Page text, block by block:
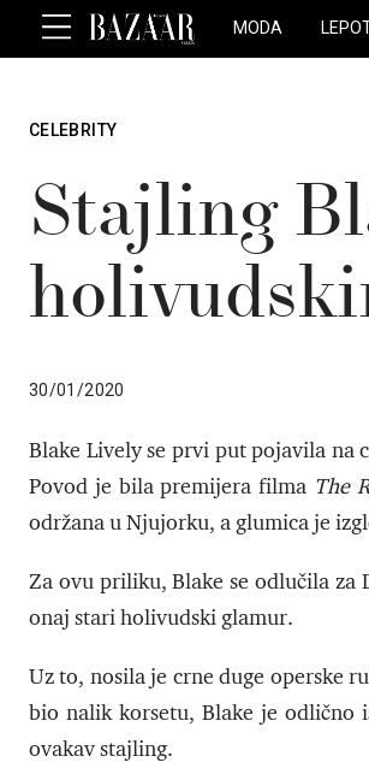
MODA
CELEBRITY
Stajling
30/01/2020
Blake Lively se prvi put pojavila na
Povod je bila premijera filma The
održana u Njujorku, a glumica je
Za ovu priliku, Blake se odlučila za
onaj stari holivudski glamur.
Uz to, nosila je crne duge operske
bio nalik korsetu, Blake je odlično
ovakav stajling.